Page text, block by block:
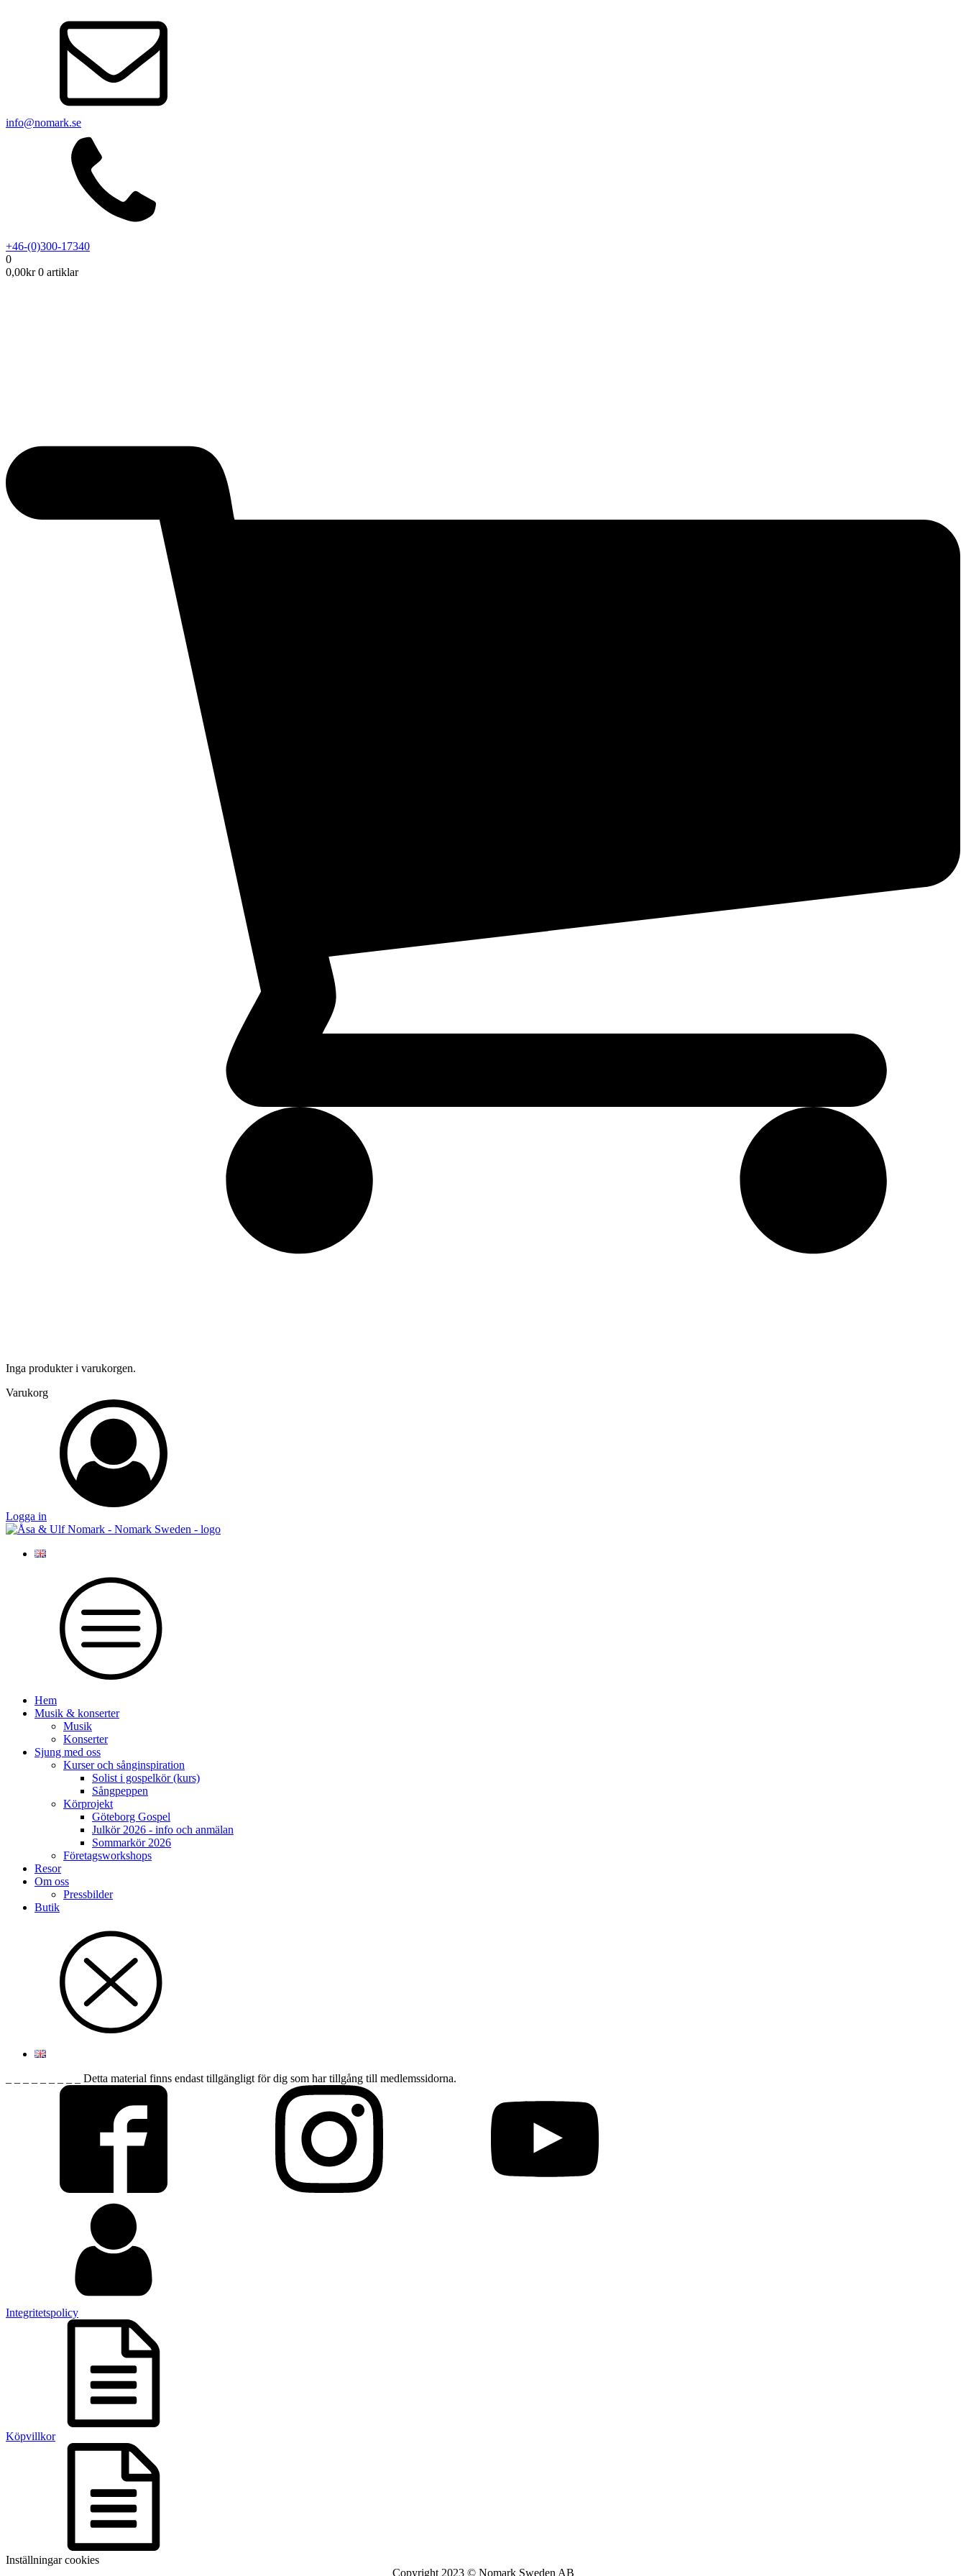
info@nomark.se
+46-(0)300-17340
0
0,00kr 0 artiklar
Inga produkter i varukorgen.
Varukorg
Logga in
Hem
Musik & konserter
Musik
Konserter
Sjung med oss
Kurser och sånginspiration
Solist i gospelkör (kurs)
Sångpeppen
Körprojekt
Göteborg Gospel
Julkör 2026 - info och anmälan
Sommarkör 2026
Företagsworkshops
Resor
Om oss
Pressbilder
Butik
_ _ _ _ _ _ _ _ _ Detta material finns endast tillgängligt för dig som har tillgång till medlemssidorna.
Integritetspolicy
Köpvillkor
Inställningar cookies
Copyright 2023 © Nomark Sweden AB